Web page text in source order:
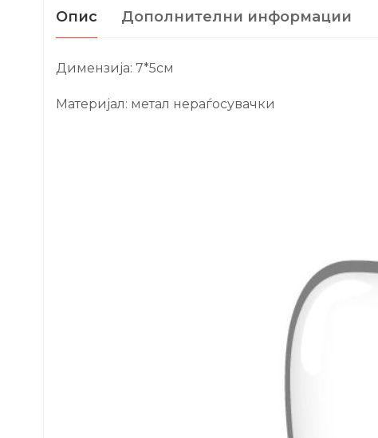
Опис Дополнителни информации
Димензија: 7*5см
Материјал: метал нераѓосувачки